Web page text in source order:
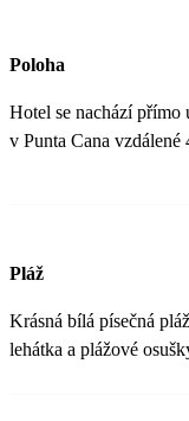
Poloha
Hotel se nachází přímo
v Punta Cana vzdálené
Pláž
Krásná bílá písečná
lehátka a plážové